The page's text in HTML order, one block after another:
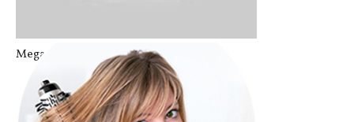
Mega hair de fita adesiva estraga s...